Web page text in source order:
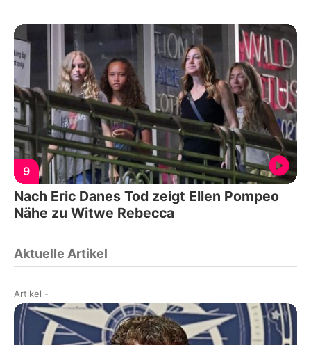
9
Nach Eric Danes Tod zeigt Ellen Pompeo
Nähe zu Witwe Rebecca
Aktuelle Artikel
Artikel -